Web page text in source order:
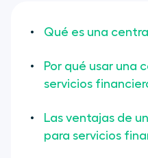
Qué es una
Por qué usar una
servicios
Las ventajas de
para servicios